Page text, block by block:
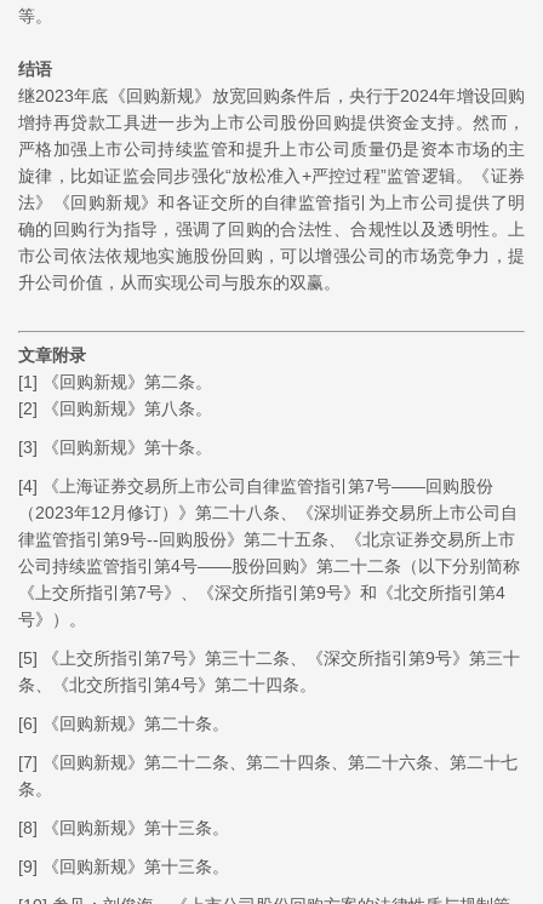
等。
结语
继2023年底《回购新规》放宽回购条件后，央行于2024年增设回购
增持再贷款工具进一步为上市公司股份回购提供资金支持。然而，
严格加强上市公司持续监管和提升上市公司质量仍是资本市场的主
旋律，比如证监会同步强化“放松准入+严控过程”监管逻辑。《证券
法》《回购新规》和各证交所的自律监管指引为上市公司提供了明
确的回购行为指导，强调了回购的合法性、合规性以及透明性。上
市公司依法依规地实施股份回购，可以增强公司的市场竞争力，提
升公司价值，从而实现公司与股东的双赢。
文章附录
[1] 《回购新规》第二条。
[2] 《回购新规》第八条。
[3] 《回购新规》第十条。
[4] 《上海证券交易所上市公司自律监管指引第7号——回购股份
（2023年12月修订）》第二十八条、《深圳证券交易所上市公司自
律监管指引第9号--回购股份》第二十五条、《北京证券交易所上市
公司持续监管指引第4号——股份回购》第二十二条（以下分别简称
《上交所指引第7号》、《深交所指引第9号》和《北交所指引第4
号》）。
[5] 《上交所指引第7号》第三十二条、《深交所指引第9号》第三十
条、《北交所指引第4号》第二十四条。
[6] 《回购新规》第二十条。
[7] 《回购新规》第二十二条、第二十四条、第二十六条、第二十七
条。
[8] 《回购新规》第十三条。
[9] 《回购新规》第十三条。